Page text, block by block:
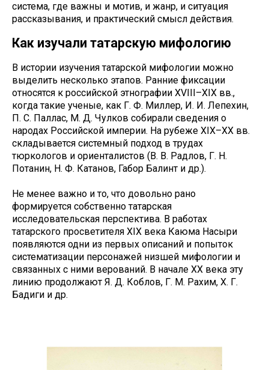
система, где важны и мотив, и жанр, и ситуация
рассказывания, и практический смысл действия.
Как изучали татарскую мифологию
В истории изучения татарской мифологии можно
выделить несколько этапов. Ранние фиксации
относятся к российской этнографии XVIII–XIX вв.,
когда такие ученые, как Г. Ф. Миллер, И. И. Лепехин,
П. С. Паллас, М. Д. Чулков собирали сведения о
народах Российской империи. На рубеже XIX–XX вв.
складывается системный подход в трудах
тюркологов и ориенталистов (В. В. Радлов, Г. Н.
Потанин, Н. Ф. Катанов, Габор Балинт и др.).
Не менее важно и то, что довольно рано
формируется собственно татарская
исследовательская перспектива. В работах
татарского просветителя XIX века Каюма Насыри
появляются одни из первых описаний и попыток
систематизации персонажей низшей мифологии и
связанных с ними верований. В начале XX века эту
линию продолжают Я. Д. Коблов, Г. М. Рахим, Х. Г.
Бадиги и др.